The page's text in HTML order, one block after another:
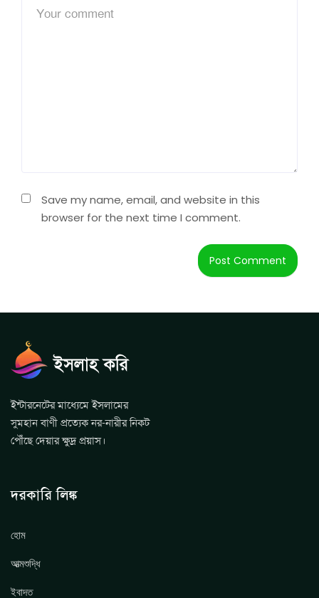
Save my name, email, and website in this
browser for the next time I comment.
ইন্টারনেটের মাধ্যেমে ইসলামের
সুমহান বাণী প্রত্যেক নর-নারীর নিকট
পৌঁছে দেয়ার ক্ষুদ্র প্রয়াস।
দরকারি লিঙ্ক
হোম
আত্মশুদ্ধি
ইবাদত